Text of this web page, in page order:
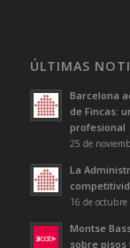
ÚLTIMAS
Barcelona
de Fincas:
profesional
25 de
La
16 de
Montse
sobre pisos